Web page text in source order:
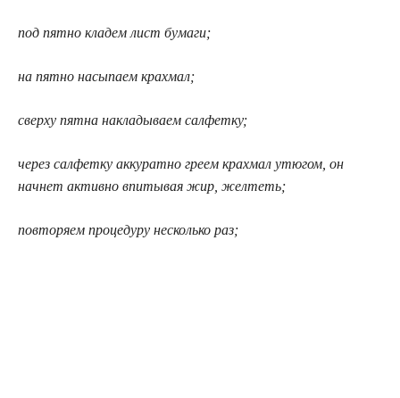
под пятно кладем лист бумаги;
на пятно насыпаем крахмал;
сверху пятна накладываем салфетку;
через салфетку аккуратно греем крахмал утюгом, он
начнет активно впитывая жир, желтеть;
повторяем процедуру несколько раз;